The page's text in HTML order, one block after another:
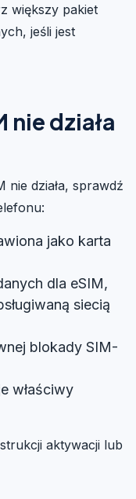
większy pakiet
jeśli jest
nie działa
nie działa, sprawdź
jako karta
dla eSIM,
siecią
blokady SIM-
właściwy
aktywacji lub